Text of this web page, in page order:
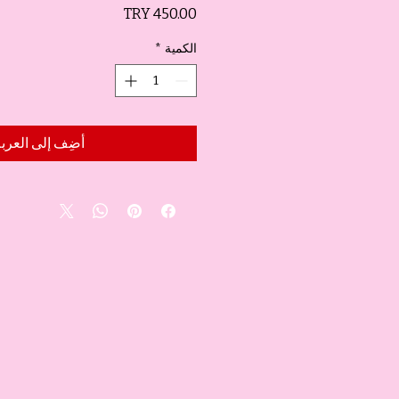
السعر
الكمية *
أضِف إلى